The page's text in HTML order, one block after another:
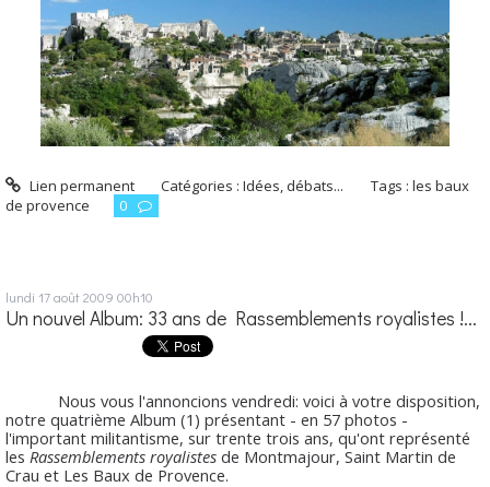
Lien permanent Catégories :Idées, débats... Tags :les baux
de provence
0
lundi 17août 2009 00h10
Un nouvel Album: 33 ans de Rassemblements royalistes !...
Nous vous l'annoncions vendredi: voici à votre disposition,
notre quatrième Album (1) présentant - en 57 photos -
l'important militantisme, sur trente trois ans, qu'ont représenté
les Rassemblements royalistes de Montmajour, Saint Martin de
Crau et Les Baux de Provence.